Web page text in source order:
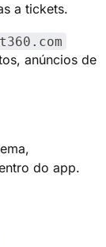
a tickets.
anúncios de
do app.